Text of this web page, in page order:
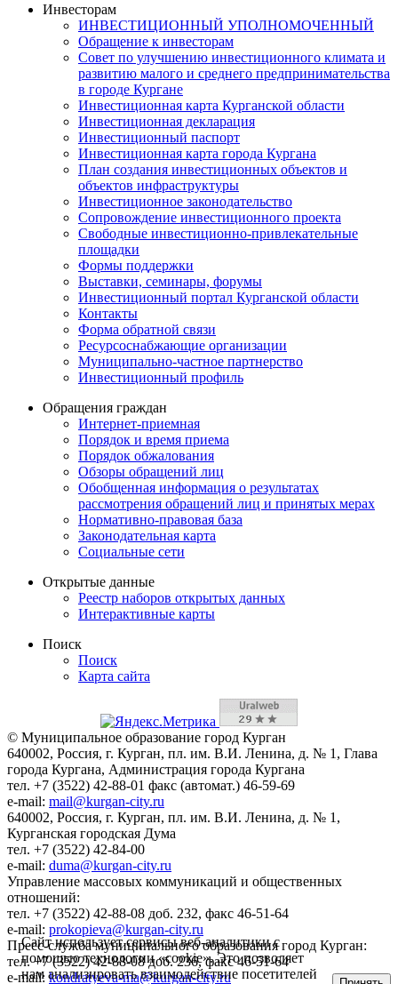
Инвесторам
ИНВЕСТИЦИОННЫЙ УПОЛНОМОЧЕННЫЙ
Обращение к инвесторам
Совет по улучшению инвестиционного климата и
развитию малого и среднего предпринимательства
в городе Кургане
Инвестиционная карта Курганской области
Инвестиционная декларация
Инвестиционный паспорт
Инвестиционная карта города Кургана
План создания инвестиционных объектов и
объектов инфраструктуры
Инвестиционное законодательство
Сопровождение инвестиционного проекта
Свободные инвестиционно-привлекательные
площадки
Формы поддержки
Выставки, семинары, форумы
Инвестиционный портал Курганской области
Контакты
Форма обратной связи
Ресурсоснабжающие организации
Муниципально-частное партнерство
Инвестиционный профиль
Обращения граждан
Интернет-приемная
Порядок и время приема
Порядок обжалования
Обзоры обращений лиц
Обобщенная информация о результатах
рассмотрения обращений лиц и принятых мерах
Нормативно-правовая база
Законодательная карта
Социальные сети
Открытые данные
Реестр наборов открытых данных
Интерактивные карты
Поиск
Поиск
Карта сайта
© Муниципальное образование город Курган
640002, Россия, г. Курган, пл. им. В.И. Ленина, д. № 1, Глава
города Кургана, Администрация города Кургана
тел. +7 (3522) 42-88-01 факс (автомат.) 46-59-69
e-mail: mail@kurgan-city.ru
640002, Россия, г. Курган, пл. им. В.И. Ленина, д. № 1,
Курганская городская Дума
тел. +7 (3522) 42-84-00
e-mail: duma@kurgan-city.ru
Управление массовых коммуникаций и общественных
отношений:
тел. +7 (3522) 42-88-08 доб. 232, факс 46-51-64
e-mail: prokopieva@kurgan-city.ru
Пресс-служба муниципального образования город Курган:
тел. +7 (3522) 42-88-08 доб. 236, факс 46-51-64
e-mail:kondratyeva-ma@kurgan-city.ru
Сайт использует сервисы веб-аналитики с
помощью технологии «cookie». Это позволяет
нам анализировать взаимодействие посетителей